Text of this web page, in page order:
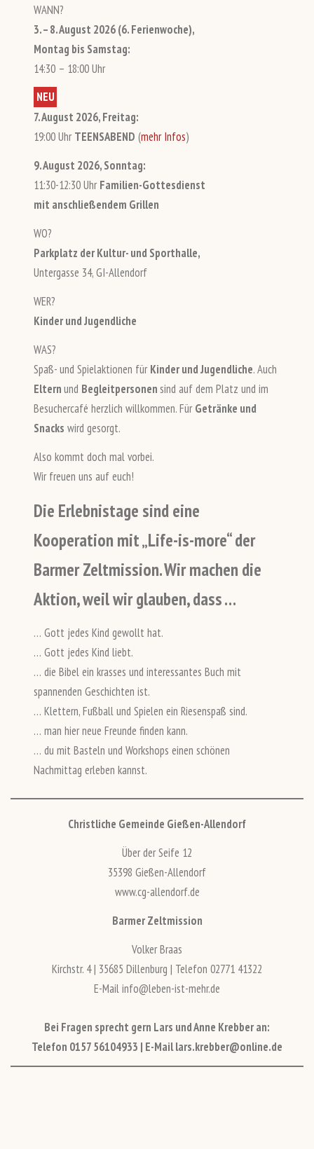
WANN?
3. – 8. August 2026 (6. Ferienwoche),
Montag bis Samstag:
14:30 – 18:00 Uhr
NEU
7. August 2026, Freitag:
19:00 UhrTEENSABEND (mehr Infos)
9. August 2026, Sonntag:
11:30-12:30 UhrFamilien-Gottesdienst
mit anschließendem Grillen
WO?
Parkplatz der Kultur- und Sporthalle,
Untergasse 34, GI-Allendorf
WER?
Kinder und Jugendliche
WAS?
Spaß- und Spielaktionen fürKinder und Jugendliche. Auch
Elternund Begleitpersonensind auf dem Platz und im
Besuchercafé herzlich willkommen. FürGetränke und
Snacks wird gesorgt.
Also kommt doch mal vorbei.
Wir freuen uns auf euch!
Die Erlebnistage sind eine
Kooperation mit „Life-is-more“ der
Barmer Zeltmission. Wir machen die
Aktion, weil wir glauben, dass …
… Gott jedes Kind gewollt hat.
… Gott jedes Kind liebt.
… die Bibel ein krasses und interessantes Buch mit
spannenden Geschichten ist.
… Klettern, Fußball und Spielen ein Riesenspaß sind.
… man hier neue Freunde finden kann.
… du mit Basteln und Workshops einen schönen
Nachmittag erleben kannst.
Christliche Gemeinde Gießen-Allendorf
Über der Seife 12
35398 Gießen-Allendorf
www.cg-allendorf.de
Barmer Zeltmission
Volker Braas
Kirchstr. 4 | 35685 Dillenburg | Telefon 02771 41322
E-Mail info@leben-ist-mehr.de
Bei Fragen sprecht gern Lars und Anne Krebber an:
Telefon 0157 56104933 | E-Mail lars.krebber@online.de